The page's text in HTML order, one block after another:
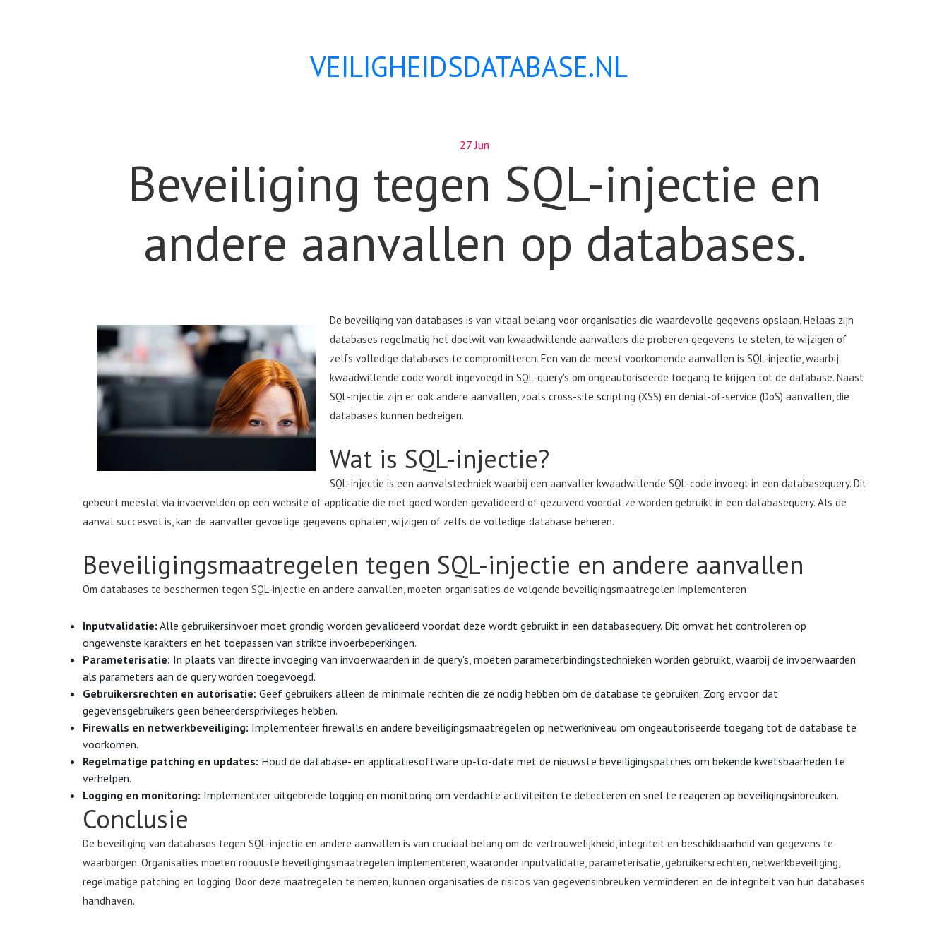
VEILIGHEIDSDATABASE.NL
27 Jun
Beveiliging tegen SQL-injectie en
andere aanvallen op databases.
De beveiliging van databases is van vitaal belang voor organisaties die waardevolle gegevens opslaan. Helaas zijn
databases regelmatig het doelwit van kwaadwillende aanvallers die proberen gegevens te stelen, te wijzigen of
zelfs volledige databases te compromitteren. Een van de meest voorkomende aanvallen is SQL-injectie, waarbij
kwaadwillende code wordt ingevoegd in SQL-query's om ongeautoriseerde toegang te krijgen tot de database. Naast
SQL-injectie zijn er ook andere aanvallen, zoals cross-site scripting (XSS) en denial-of-service (DoS) aanvallen, die
databases kunnen bedreigen.
Wat is SQL-injectie?
SQL-injectie is een aanvalstechniek waarbij een aanvaller kwaadwillende SQL-code invoegt in een databasequery. Dit
gebeurt meestal via invoervelden op een website of applicatie die niet goed worden gevalideerd of gezuiverd voordat ze worden gebruikt in een databasequery. Als de
aanval succesvol is, kan de aanvaller gevoelige gegevens ophalen, wijzigen of zelfs de volledige database beheren.
Beveiligingsmaatregelen tegen SQL-injectie en andere aanvallen
Om databases te beschermen tegen SQL-injectie en andere aanvallen, moeten organisaties de volgende beveiligingsmaatregelen implementeren:
Inputvalidatie: Alle gebruikersinvoer moet grondig worden gevalideerd voordat deze wordt gebruikt in een databasequery. Dit omvat het controleren op
ongewenste karakters en het toepassen van strikte invoerbeperkingen.
Parameterisatie: In plaats van directe invoeging van invoerwaarden in de query's, moeten parameterbindingstechnieken worden gebruikt, waarbij de invoerwaarden
als parameters aan de query worden toegevoegd.
Gebruikersrechten en autorisatie: Geef gebruikers alleen de minimale rechten die ze nodig hebben om de database te gebruiken. Zorg ervoor dat
gegevensgebruikers geen beheerdersprivileges hebben.
Firewalls en netwerkbeveiliging: Implementeer firewalls en andere beveiligingsmaatregelen op netwerkniveau om ongeautoriseerde toegang tot de database te
voorkomen.
Regelmatige patching en updates: Houd de database- en applicatiesoftware up-to-date met de nieuwste beveiligingspatches om bekende kwetsbaarheden te
verhelpen.
Logging en monitoring: Implementeer uitgebreide logging en monitoring om verdachte activiteiten te detecteren en snel te reageren op beveiligingsinbreuken.
Conclusie
De beveiliging van databases tegen SQL-injectie en andere aanvallen is van cruciaal belang om de vertrouwelijkheid, integriteit en beschikbaarheid van gegevens te
waarborgen. Organisaties moeten robuuste beveiligingsmaatregelen implementeren, waaronder inputvalidatie, parameterisatie, gebruikersrechten, netwerkbeveiliging,
regelmatige patching en logging. Door deze maatregelen te nemen, kunnen organisaties de risico's van gegevensinbreuken verminderen en de integriteit van hun databases
handhaven.